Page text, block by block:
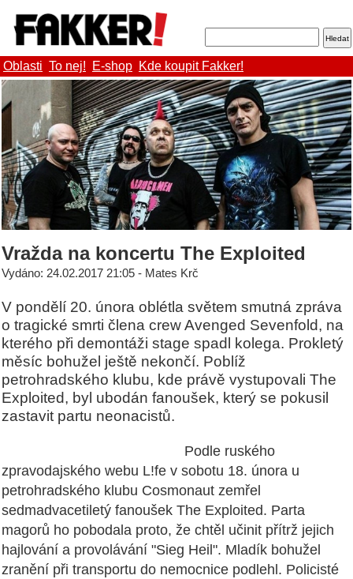
Oblasti To nej! E-shop Kde koupit Fakker!
Vražda na koncertu The Exploited
Vydáno: 24.02.2017 21:05 - Mates Krč
V pondělí 20. února oblétla světem smutná zpráva
o tragické smrti člena crew Avenged Sevenfold, na
kterého při demontáži stage spadl kolega. Prokletý
měsíc bohužel ještě nekončí. Poblíž
petrohradského klubu, kde právě vystupovali The
Exploited, byl ubodán fanoušek, který se pokusil
zastavit partu neonacistů.
Podle ruského
zpravodajského webu L!fe v sobotu 18. února u
petrohradského klubu Cosmonaut zemřel
sedmadvacetiletý fanoušek The Exploited. Parta
magorů ho pobodala proto, že chtěl učinit přítrž jejich
hajlování a provolávání "Sieg Heil". Mladík bohužel
zranění při transportu do nemocnice podlehl. Policisté